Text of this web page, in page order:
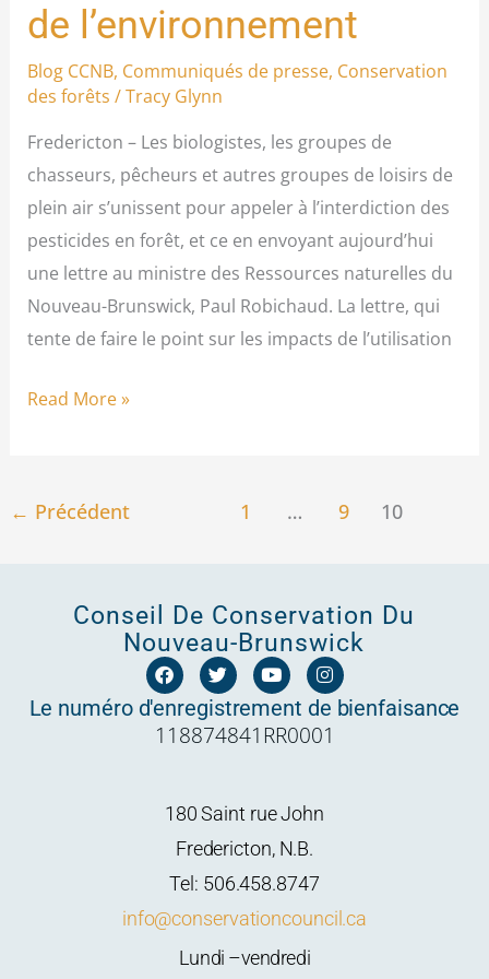
de l’environnement
Blog CCNB, Communiqués de presse, Conservation
des forêts /Tracy Glynn
Fredericton – Les biologistes, les groupes de
chasseurs, pêcheurs et autres groupes de loisirs de
plein air s’unissent pour appeler à l’interdiction des
pesticides en forêt, et ce en envoyant aujourd’hui
une lettre au ministre des Ressources naturelles du
Nouveau-Brunswick, Paul Robichaud. La lettre, qui
tente de faire le point sur les impacts de l’utilisation
de
l’environnement
Read More »
← Précédent 1 … 9 10
Conseil De Conservation Du
Nouveau-Brunswick
F
a
c
e
b
T
w
i
t
t
Y
o
u
t
u
I
n
s
t
a
Le numéro d'enregistrement de bienfaisance
118874841RR0001
180 Saint rue John
Fredericton, N.B.
Tel: 506.458.8747
info@conservationcouncil.ca
Lundi –vendredi